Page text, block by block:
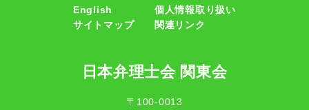
English
個人情報取り扱い
サイトマップ
関連リンク
日本弁理士会 関東会
〒100-0013